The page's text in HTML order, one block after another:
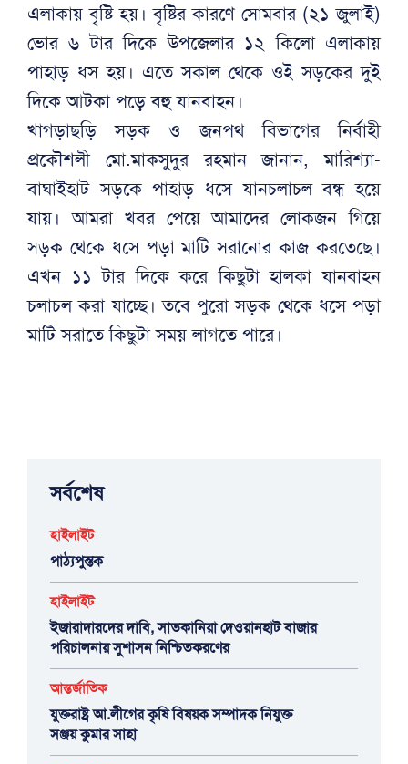
এলাকায় বৃষ্টি হয়। বৃষ্টির কারণে সোমবার (২১ জুলাই)
ভোর ৬ টার দিকে উপজেলার ১২ কিলো এলাকায়
পাহাড় ধস হয়। এতে সকাল থেকে ওই সড়কের দুই
দিকে আটকা পড়ে বহু যানবাহন।
খাগড়াছড়ি সড়ক ও জনপথ বিভাগের নির্বাহী
প্রকৌশলী মো.মাকসুদুর রহমান জানান, মারিশ্যা-
বাঘাইহাট সড়কে পাহাড় ধসে যানচলাচল বন্ধ হয়ে
যায়। আমরা খবর পেয়ে আমাদের লোকজন গিয়ে
সড়ক থেকে ধসে পড়া মাটি সরানোর কাজ করতেছে।
এখন ১১ টার দিকে করে কিছুটা হালকা যানবাহন
চলাচল করা যাচ্ছে। তবে পুরো সড়ক থেকে ধসে পড়া
মাটি সরাতে কিছুটা সময় লাগতে পারে।
সর্বশেষ
হাইলাইট
পাঠ্যপুস্তক
হাইলাইট
ইজারাদারদের দাবি, সাতকানিয়া দেওয়ানহাট বাজার
পরিচালনায় সুশাসন নিশ্চিতকরণের
আন্তর্জাতিক
যুক্তরাষ্ট্র আ.লীগের কৃষি বিষয়ক সম্পাদক নিযুক্ত
সঞ্জয় কুমার সাহা